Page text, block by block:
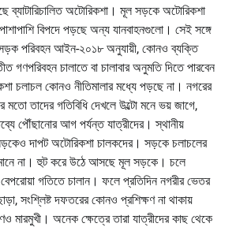
ব্যাটারিচালিত অটোরিকশা। মূল সড়কে অটোরিকশা
বিপদে পড়ছে অন্য যানবাহনগুলো। সেই সঙ্গে
সড়ক পরিবহন আইন-২০১৮ অনুযায়ী, কোনও ব্যক্তি
গণপরিবহন চালাতে বা চালাবার অনুমতি দিতে পারবেন
চলাচল কোনও নীতিমালার মধ্যে পড়ছে না। নগরের
মতো তাদের গতিবিধি দেখলে উল্টো মনে ভয় জাগে,
পৌঁছানোর আগ পর্যন্ত যাত্রীদের। স্থানীয়
দাপট অটোরিকশা চালকদের। সড়কে চলাচলের
না। হুট করে উঠে আসছে মূল সড়কে। চলে
গতিতে চালান। ফলে প্রতিদিন নগরীর ভেতর
সংশ্লিষ্ট দফতরের কোনও প্রশিক্ষণ না থাকায়
মারমুখী। অনেক ক্ষেত্রে তারা যাত্রীদের কাছ থেকে